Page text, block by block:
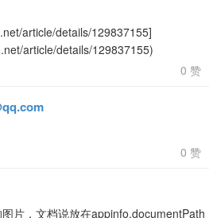
article/details/129837155]
article/details/129837155)
0 赞
0 赞
片，文档说放在appinfo.documentPath